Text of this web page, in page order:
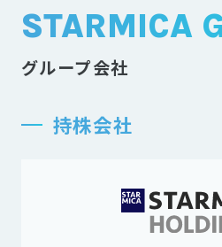
STARMICA
グループ会社
持株会社